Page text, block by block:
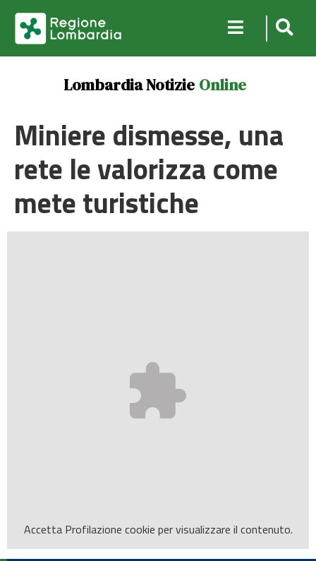
Lombardia Notizie Online
Miniere dismesse, una
rete le valorizza come
mete turistiche
Accetta Profilazione cookie per visualizzare il contenuto.